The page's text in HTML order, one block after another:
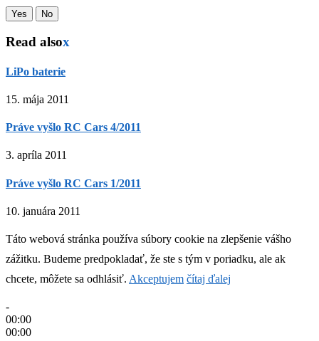
Yes No
Read alsox
LiPo baterie
15. mája 2011
Práve vyšlo RC Cars 4/2011
3. apríla 2011
Práve vyšlo RC Cars 1/2011
10. januára 2011
Táto webová stránka používa súbory cookie na zlepšenie vášho
zážitku. Budeme predpokladať, že ste s tým v poriadku, ale ak
chcete, môžete sa odhlásiť. Akceptujem čítaj ďalej
-
00:00
00:00